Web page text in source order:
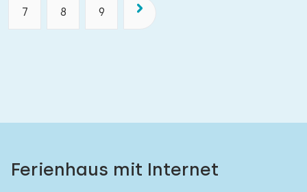
7 8 9
Ferienhaus mit Internet